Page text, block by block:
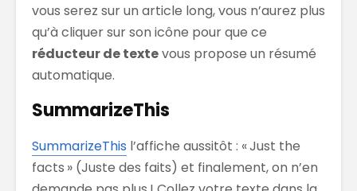
vous serez sur un article long, vous n’aurez plus
qu’à cliquer sur son icône pour que ce
réducteur de textevous propose un résumé
automatique.
SummarizeThis
SummarizeThis l’affiche aussitôt : « Just the
facts » (Juste des faits) et finalement, on n’en